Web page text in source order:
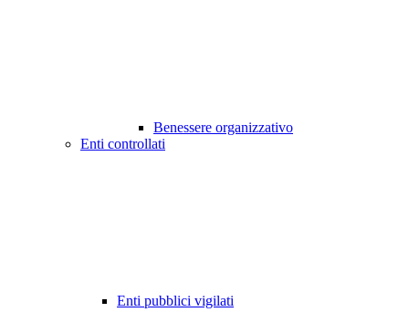
Benessere organizzativo
Enti controllati
Enti pubblici vigilati